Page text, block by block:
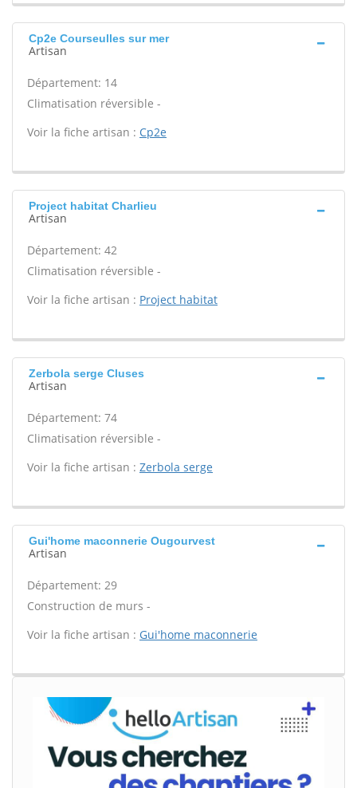
Cp2e Courseulles sur mer
Artisan
Département: 14
Climatisation réversible -
Voir la fiche artisan : Cp2e
Project habitat Charlieu
Artisan
Département: 42
Climatisation réversible -
Voir la fiche artisan : Project habitat
Zerbola serge Cluses
Artisan
Département: 74
Climatisation réversible -
Voir la fiche artisan : Zerbola serge
Gui'home maconnerie Ougourvest
Artisan
Département: 29
Construction de murs -
Voir la fiche artisan : Gui'home maconnerie